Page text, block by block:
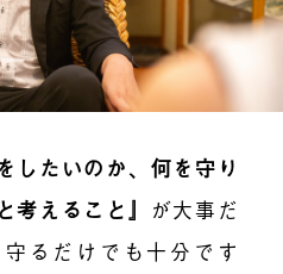
したいのか、何を守り
考えること』 が大事だ
るだけでも十分です